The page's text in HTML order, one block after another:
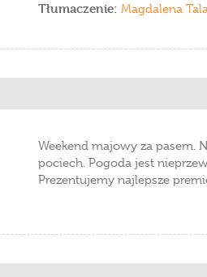
Tłumaczenie: Magdalena
Weekend majowy za pasem.
pociech. Pogoda jest
Prezentujemy najlepsze